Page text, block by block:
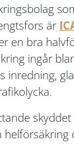
är
en bra
ingår
inredning,